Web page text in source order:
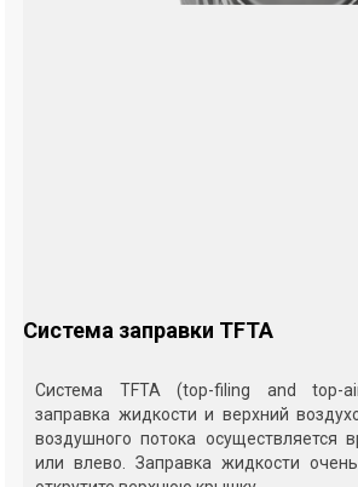
Система заправки TFTA
Система TFTA (top-filing and top-
заправка жидкости и верхний
воздушного потока осуществляется
или влево. Заправка жидкости